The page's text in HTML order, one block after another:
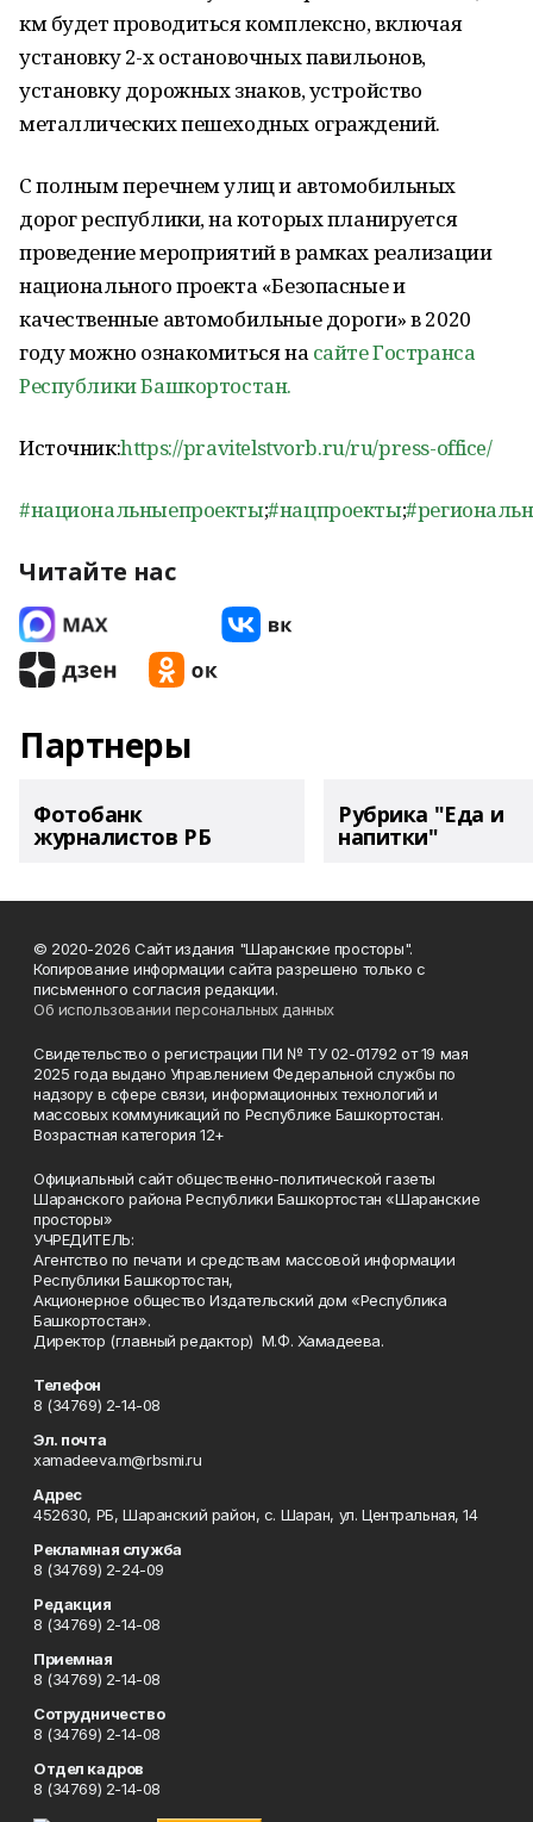
км будет проводиться комплексно, включая
установку 2-х остановочных павильонов,
установку дорожных знаков, устройство
металлических пешеходных ограждений.
С полным перечнем улиц и автомобильных
дорог республики, на которых планируется
проведение мероприятий в рамках реализации
национального проекта «Безопасные и
качественные автомобильные дороги» в 2020
году можно ознакомиться на сайте Гостранса
Республики Башкортостан.
Источник:https://pravitelstvorb.ru/ru/press-office/
#национальныепроекты;#нацпроекты;
Читайте нас
Партнеры
Фотобанк
журналистов РБ
Рубрика "Еда и
напитки"
© 2020-2026 Сайт издания "Шаранские просторы".
Копирование информации сайта разрешено только с
письменного согласия редакции.
Об использовании персональных данных
Свидетельство о регистрации ПИ № ТУ 02-01792 от 19 мая
2025 года выдано Управлением Федеральной службы по
надзору в сфере связи, информационных технологий и
массовых коммуникаций по Республике Башкортостан.
Возрастная категория 12+
Официальный сайт общественно-политической газеты
Шаранского района Республики Башкортостан «Шаранские
просторы»
УЧРЕДИТЕЛЬ:
Агентство по печати и средствам массовой информации
Республики Башкортостан,
Акционерное общество Издательский дом «Республика
Башкортостан».
Директор (главный редактор) М.Ф. Хамадеева.
Телефон
8 (34769) 2-14-08
Эл. почта
xamadeeva.m@rbsmi.ru
Адрес
452630, РБ, Шаранский район, с. Шаран, ул. Центральная, 14
Рекламная служба
8 (34769) 2-24-09
Редакция
8 (34769) 2-14-08
Приемная
8 (34769) 2-14-08
Сотрудничество
8 (34769) 2-14-08
Отдел кадров
8 (34769) 2-14-08